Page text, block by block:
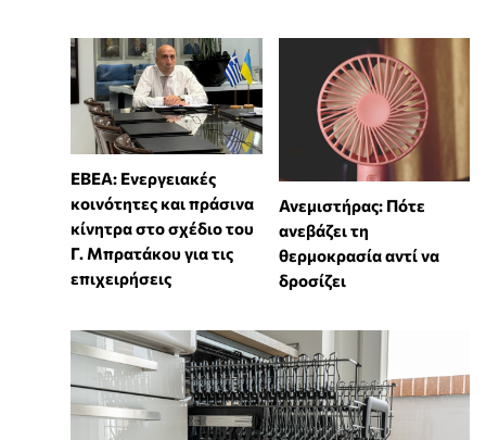
ΕΒΕΑ: Ενεργειακές
κοινότητες και πράσινα
κίνητρα στο σχέδιο του
Γ. Μπρατάκου για τις
επιχειρήσεις
Ανεμιστήρας: Πότε
ανεβάζει τη
θερμοκρασία αντί να
δροσίζει